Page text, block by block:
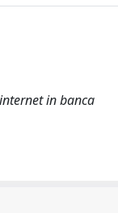
in banca